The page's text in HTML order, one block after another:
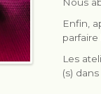
Nous
Enfin,
Les
(s)